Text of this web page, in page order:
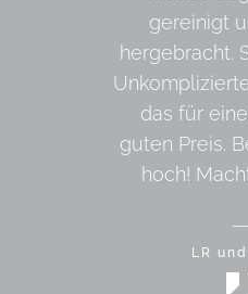
gereinigt
hergebracht.
das für
guten Preis.
hoch!
LR